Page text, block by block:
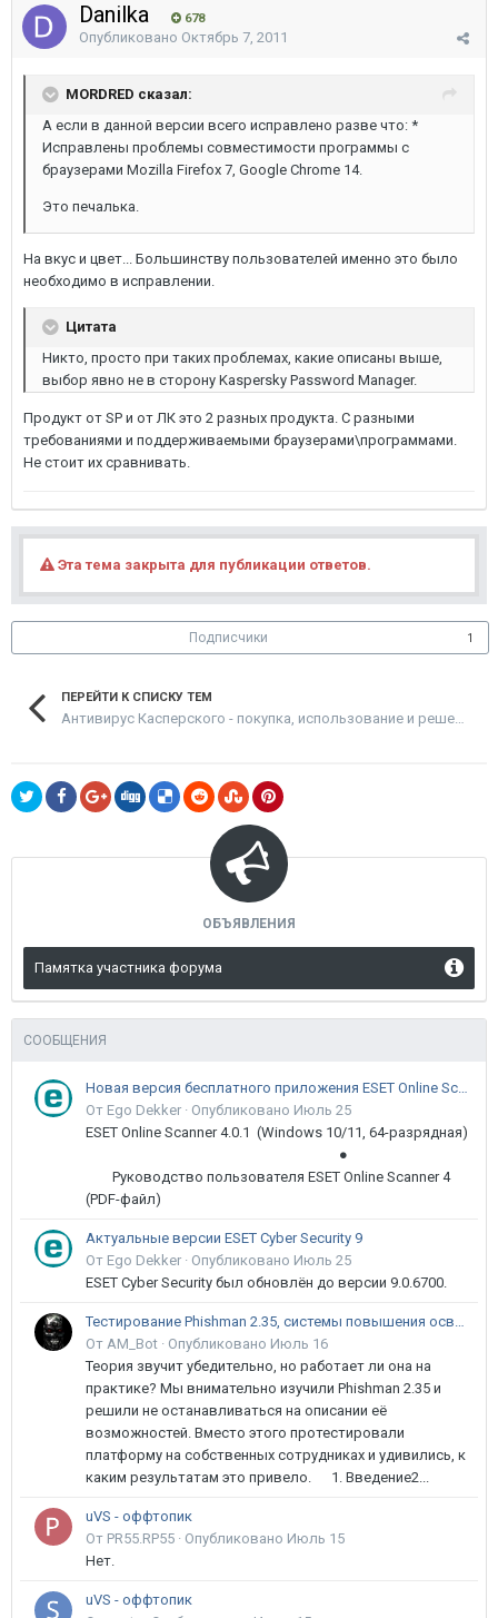
Danilka 678
Опубликовано Октябрь 7, 2011
MORDRED сказал:
А если в данной версии всего исправлено разве что: *
Исправлены проблемы совместимости программы с
браузерами Mozilla Firefox 7, Google Chrome 14.
Это печалька.
На вкус и цвет... Большинству пользователей именно это было
необходимо в исправлении.
Цитата
Никто, просто при таких проблемах, какие описаны выше,
выбор явно не в сторону Kaspersky Password Manager.
Продукт от SP и от ЛК это 2 разных продукта. С разными
требованиями и поддерживаемыми браузерами\программами.
Не стоит их сравнивать.
Эта тема закрыта для публикации ответов.
Подписчики 1
ПЕРЕЙТИ К СПИСКУ ТЕМ
ОБЪЯВЛЕНИЯ
Памятка участника форума
СООБЩЕНИЯ
Новая версия бесплатного приложения ESET Online Scanner доступна пользователям
От Ego Dekker · Опубликовано Июль 25
ESET Online Scanner 4.0.1 (Windows 10/11, 64-разрядная)
●
Руководство пользователя ESET Online Scanner 4
(PDF-файл)
Актуальные версии ESET Cyber Security 9
От Ego Dekker · Опубликовано Июль 25
ESET Cyber Security был обновлён до версии 9.0.6700.
Тестирование Phishman 2.35, системы повышения осведомлённости пользователей в сфере ИБ
От AM_Bot · Опубликовано Июль 16
Теория звучит убедительно, но работает ли она на
практике? Мы внимательно изучили Phishman 2.35 и
решили не останавливаться на описании её
возможностей. Вместо этого протестировали
платформу на собственных сотрудниках и удивились, к
каким результатам это привело. 1. Введение2...
uVS - оффтопик
От PR55.RP55 · Опубликовано Июль 15
Нет.
uVS - оффтопик